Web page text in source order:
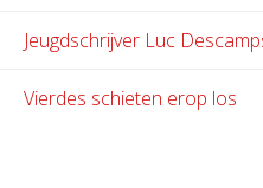
Jeugdschrijver Luc
Vierdes schieten erop los